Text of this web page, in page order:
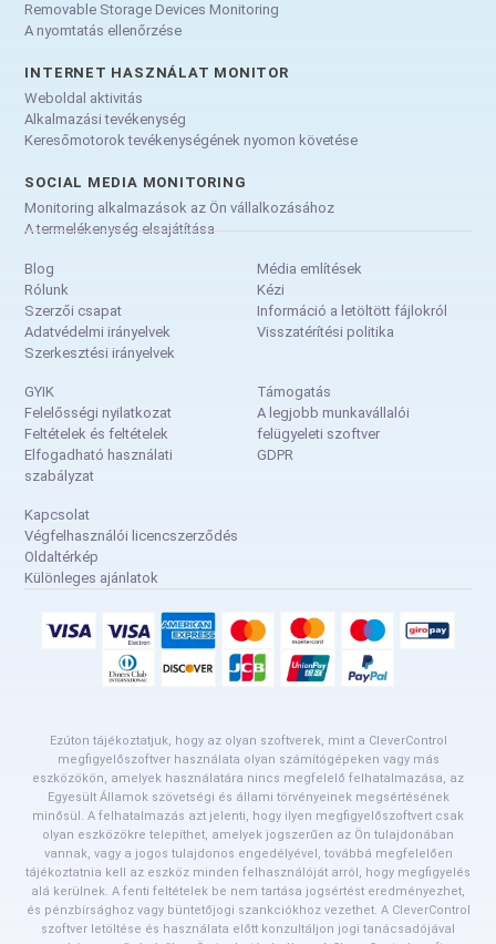
Removable Storage Devices Monitoring
A nyomtatás ellenőrzése
INTERNET HASZNÁLAT MONITOR
Weboldal aktivitás
Alkalmazási tevékenység
Keresőmotorok tevékenységének nyomon követése
SOCIAL MEDIA MONITORING
Monitoring alkalmazások az Ön vállalkozásához
A termelékenység elsajátítása
Blog
Rólunk
Szerzői csapat
Adatvédelmi irányelvek
Szerkesztési irányelvek
Média említések
Kézi
Információ a letöltött fájlokról
Visszatérítési politika
GYIK
Felelősségi nyilatkozat
Feltételek és feltételek
Elfogadható használati
szabályzat
Támogatás
A legjobb munkavállalói
felügyeleti szoftver
GDPR
Kapcsolat
Végfelhasználói licencszerződés
Oldaltérkép
Különleges ajánlatok
Ezúton tájékoztatjuk, hogy az olyan szoftverek, mint a CleverControl
megfigyelőszoftver használata olyan számítógépeken vagy más
eszközökön, amelyek használatára nincs megfelelő felhatalmazása, az
Egyesült Államok szövetségi és állami törvényeinek megsértésének
minősül. A felhatalmazás azt jelenti, hogy ilyen megfigyelőszoftvert csak
olyan eszközökre telepíthet, amelyek jogszerűen az Ön tulajdonában
vannak, vagy a jogos tulajdonos engedélyével, továbbá megfelelően
tájékoztatnia kell az eszköz minden felhasználóját arról, hogy megfigyelés
alá kerülnek. A fenti feltételek be nem tartása jogsértést eredményezhet,
és pénzbírsághoz vagy büntetőjogi szankciókhoz vezethet. A CleverControl
szoftver letöltése és használata előtt konzultáljon jogi tanácsadójával